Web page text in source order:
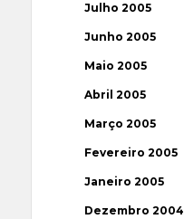
Julho 2005
Junho 2005
Maio 2005
Abril 2005
Março 2005
Fevereiro 2005
Janeiro 2005
Dezembro 2004